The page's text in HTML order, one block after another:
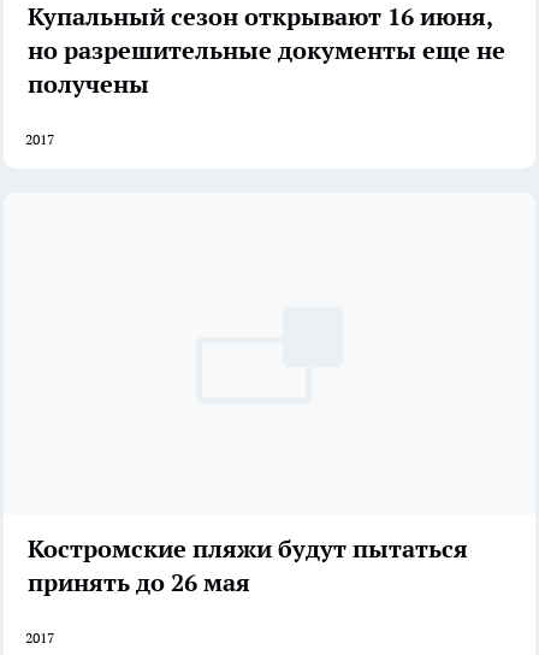
Купальный сезон открывают 16 июня,
но разрешительные документы еще не
получены
2017
Костромские пляжи будут пытаться
принять до 26 мая
2017